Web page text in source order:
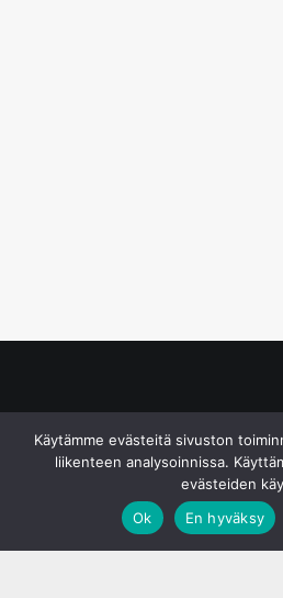
Käytämme evästeitä sivuston
liikenteen analysoinnissa.
evästeiden
Ok
En hyväksy